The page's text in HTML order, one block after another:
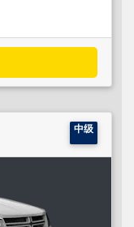
中级